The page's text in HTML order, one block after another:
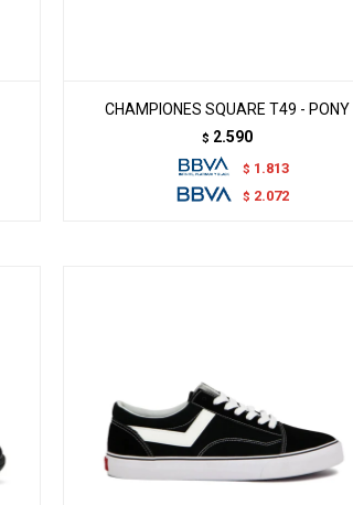
CHAMPIONES SQUARE T49 - PONY
$ 2.590
$ 1.813
$ 2.072